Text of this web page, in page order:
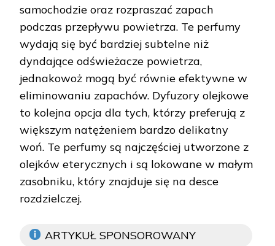
samochodzie oraz rozpraszać zapach
podczas przepływu powietrza. Te perfumy
wydają się być bardziej subtelne niż
dyndające odświeżacze powietrza,
jednakowoż mogą być równie efektywne w
eliminowaniu zapachów. Dyfuzory olejkowe
to kolejna opcja dla tych, którzy preferują z
większym natężeniem bardzo delikatny
woń. Te perfumy są najczęściej utworzone z
olejków eterycznych i są lokowane w małym
zasobniku, który znajduje się na desce
rozdzielczej.
ARTYKUŁ SPONSOROWANY